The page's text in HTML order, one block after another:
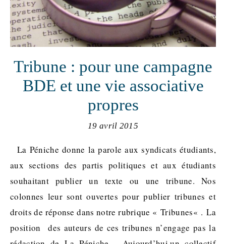
Tribune : pour une campagne
BDE et une vie associative
propres
19 avril 2015
La Péniche donne la parole aux syndicats étudiants,
aux sections des partis politiques et aux étudiants
souhaitant publier un texte ou une tribune. Nos
colonnes leur sont ouvertes pour publier tribunes et
droits de réponse dans notre rubrique « Tribunes« . La
position des auteurs de ces tribunes n’engage pas la